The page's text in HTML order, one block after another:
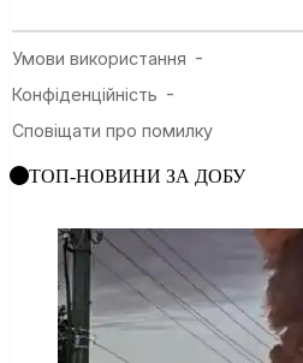
ТОП-НОВИНИ ЗА ДОБУ